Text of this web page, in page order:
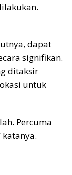
dapat
signifikan.
ditaksir
untuk
Percuma
katanya.